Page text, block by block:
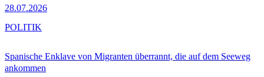
28.07.2026
Spanische Enklave von Migranten überrannt, die auf dem Seeweg
ankommen
POLITIK